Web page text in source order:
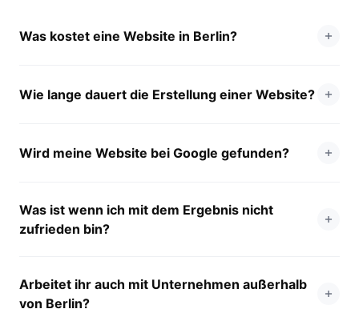
Was kostet eine Website in Berlin?
Wie lange dauert die Erstellung einer Website?
Wird meine Website bei Google gefunden?
Was ist wenn ich mit dem Ergebnis nicht
zufrieden bin?
Arbeitet ihr auch mit Unternehmen außerhalb
von Berlin?